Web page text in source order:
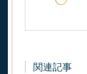
関連記事